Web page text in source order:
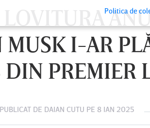
MUSK I-AR
DIN PREMIER
PUBLICAT DE DAIAN CUTU PE 8 IAN 2025
Politica de